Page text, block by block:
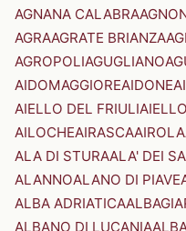
AGNANA CALABRA
AGRAAGRATE BRIANZA
AGROPOLIAGUGLIANO
AIDOMAGGIOREAIDONE
AIELLO DEL FRIULI
AILOCHEAIRASCAAIROLA
ALA DI STURAALA' DEI
ALANNOALANO DI PIAVE
ALBA ADRIATICA
ALBANO DI LUCANIA